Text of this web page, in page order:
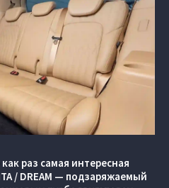
раз самая интересная
/ DREAM — подзаряжаемый